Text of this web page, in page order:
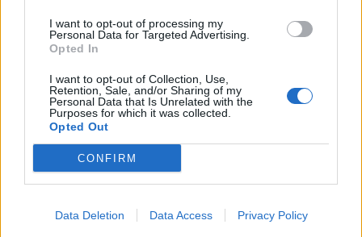
I want to opt-out of processing my
Personal Data for Targeted Advertising.
Opted In
I want to opt-out of Collection, Use,
Retention, Sale, and/or Sharing of my
Personal Data that Is Unrelated with the
Purposes for which it was collected.
Opted Out
CONFIRM
Data Deletion Data Access Privacy Policy